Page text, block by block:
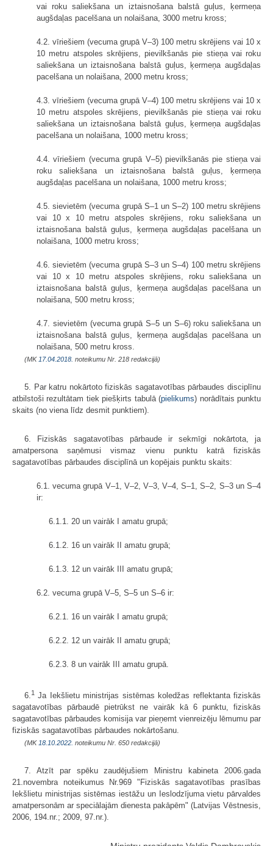
vai roku saliekšana un iztaisnošana balstā guļus, ķermeņa
augšdaļas pacelšana un nolaišana, 3000 metru kross;
4.2. vīriešiem (vecuma grupā V–3) 100 metru skrējiens vai 10 x
10 metru atspoles skrējiens, pievilkšanās pie stieņa vai roku
saliekšana un iztaisnošana balstā guļus, ķermeņa augšdaļas
pacelšana un nolaišana, 2000 metru kross;
4.3. vīriešiem (vecuma grupā V–4) 100 metru skrējiens vai 10 x
10 metru atspoles skrējiens, pievilkšanās pie stieņa vai roku
saliekšana un iztaisnošana balstā guļus, ķermeņa augšdaļas
pacelšana un nolaišana, 1000 metru kross;
4.4. vīriešiem (vecuma grupā V–5) pievilkšanās pie stieņa vai
roku saliekšana un iztaisnošana balstā guļus, ķermeņa
augšdaļas pacelšana un nolaišana, 1000 metru kross;
4.5. sievietēm (vecuma grupā S–1 un S–2) 100 metru skrējiens
vai 10 x 10 metru atspoles skrējiens, roku saliekšana un
iztaisnošana balstā guļus, ķermeņa augšdaļas pacelšana un
nolaišana, 1000 metru kross;
4.6. sievietēm (vecuma grupā S–3 un S–4) 100 metru skrējiens
vai 10 x 10 metru atspoles skrējiens, roku saliekšana un
iztaisnošana balstā guļus, ķermeņa augšdaļas pacelšana un
nolaišana, 500 metru kross;
4.7. sievietēm (vecuma grupā S–5 un S–6) roku saliekšana un
iztaisnošana balstā guļus, ķermeņa augšdaļas pacelšana un
nolaišana, 500 metru kross.
(MK 17.04.2018. noteikumu Nr. 218 redakcijā)
5. Par katru nokārtoto fiziskās sagatavotības pārbaudes disciplīnu
atbilstoši rezultātam tiek piešķirts tabulā (pielikums) norādītais punktu
skaits (no viena līdz desmit punktiem).
6. Fiziskās sagatavotības pārbaude ir sekmīgi nokārtota, ja
amatpersona saņēmusi vismaz vienu punktu katrā fiziskās
sagatavotības pārbaudes disciplīnā un kopējais punktu skaits:
6.1. vecuma grupā V–1, V–2, V–3, V–4, S–1, S–2, S–3 un S–4
ir:
6.1.1. 20 un vairāk I amatu grupā;
6.1.2. 16 un vairāk II amatu grupā;
6.1.3. 12 un vairāk III amatu grupā;
6.2. vecuma grupā V–5, S–5 un S–6 ir:
6.2.1. 16 un vairāk I amatu grupā;
6.2.2. 12 un vairāk II amatu grupā;
6.2.3. 8 un vairāk III amatu grupā.
6. 1 Ja Iekšlietu ministrijas sistēmas koledžas reflektanta fiziskās
sagatavotības pārbaudē pietrūkst ne vairāk kā 6 punktu, fiziskās
sagatavotības pārbaudes komisija var pieņemt vienreizēju lēmumu par
fiziskās sagatavotības pārbaudes nokārtošanu.
(MK 18.10.2022. noteikumu Nr. 650 redakcijā)
7. Atzīt par spēku zaudējušiem Ministru kabineta 2006.gada
21.novembra noteikumus Nr.969 "Fiziskās sagatavotības prasības
Iekšlietu ministrijas sistēmas iestāžu un Ieslodzījuma vietu pārvaldes
amatpersonām ar speciālajām dienesta pakāpēm" (Latvijas Vēstnesis,
2006, 194.nr.; 2009, 97.nr.).